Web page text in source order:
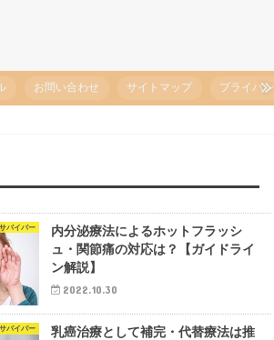
お問い合わせ サイトマップ プライバ
バイバー
内分泌療法によるホットフラッシ
ュ・関節痛の対応は？【ガイドライ
ン解説】
2022.10.30
バイバー
乳癌治療として補完・代替療法は推